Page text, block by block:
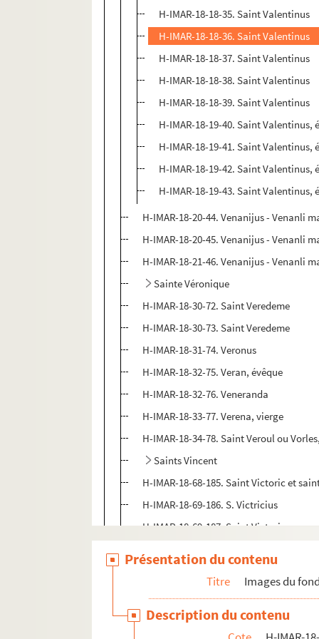
H-IMAR-18-18-35. Saint Valentinus
H-IMAR-18-18-36. Saint Valentinus
H-IMAR-18-18-37. Saint Valentinus
H-IMAR-18-18-38. Saint Valentinus
H-IMAR-18-18-39. Saint Valentinus
H-IMAR-18-19-40. Saint Valentinus,
H-IMAR-18-19-41. Saint Valentinus,
H-IMAR-18-19-42. Saint Valentinus,
H-IMAR-18-19-43. Saint Valentinus,
H-IMAR-18-20-44. Venanijus - Venanli
H-IMAR-18-20-45. Venanijus - Venanli
H-IMAR-18-21-46. Venanijus - Venanli
Sainte Véronique
H-IMAR-18-30-72. Saint Veredeme
H-IMAR-18-30-73. Saint Veredeme
H-IMAR-18-31-74. Veronus
H-IMAR-18-32-75. Veran, évêque
H-IMAR-18-32-76. Veneranda
H-IMAR-18-33-77. Verena, vierge
H-IMAR-18-34-78. Saint Veroul ou
Saints Vincent
H-IMAR-18-68-185. Saint Victoric et
H-IMAR-18-69-186. S. Victricius
H-IMAR-18-69-187. Saint Victorice
H-IMAR-18-81-247. La vénérable
Présentation du contenu
Titre Images du
Description du contenu